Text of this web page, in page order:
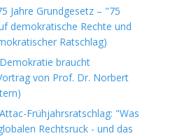
Jahre Grundgesetz – "75
demokratische Rechte und
Ratschlag)
braucht
von Prof. Dr. Norbert
Frühjahrsratschlag: "Was
Rechtsruck - und das